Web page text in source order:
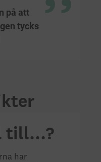
på att
tycks
till…?
har